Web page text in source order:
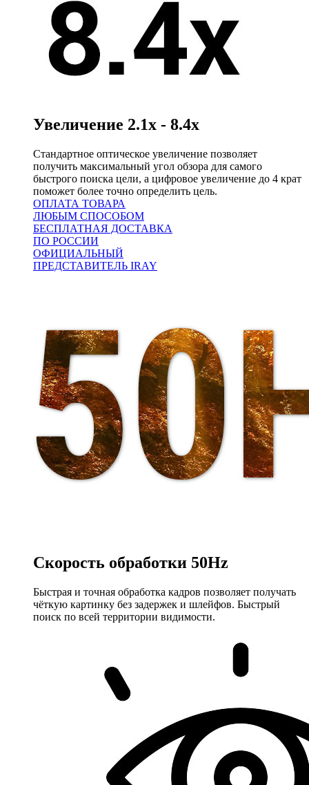
Увеличение 2.1x - 8.4x
Стандартное оптическое увеличение позволяет
получить максимальный угол обзора для самого
быстрого поиска цели, а цифровое увеличение до 4 крат
поможет более точно определить цель.
ОПЛАТА ТОВАРА
ЛЮБЫМ СПОСОБОМ
БЕСПЛАТНАЯ ДОСТАВКА
ПО РОССИИ
ОФИЦИАЛЬНЫЙ
ПРЕДСТАВИТЕЛЬ IRAY
Скорость обработки 50Hz
Быстрая и точная обработка кадров позволяет получать
чёткую картинку без задержек и шлейфов. Быстрый
поиск по всей территории видимости.